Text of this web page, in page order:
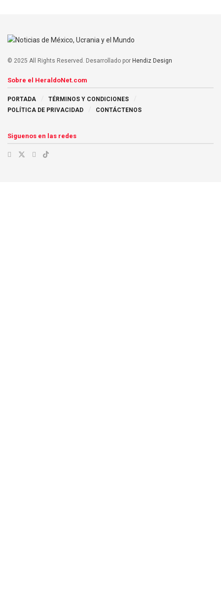
© 2025 All Rights Reserved. Desarrollado por Hendiz Design
Sobre el HeraldoNet.com
PORTADA
TÉRMINOS Y CONDICIONES
POLÍTICA DE PRIVACIDAD
CONTÁCTENOS
Siguenos en las redes